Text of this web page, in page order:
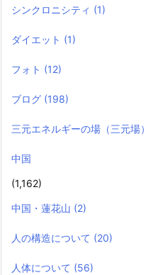
シンクロニシティ (1)
ダイエット (1)
フォト (12)
ブログ (198)
三元エネルギーの場（三元場）
中国
(1,162)
中国・蓮花山 (2)
人の構造について (20)
人体について (56)